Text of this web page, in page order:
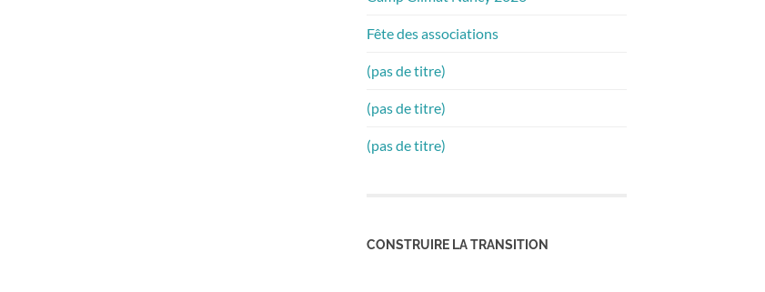
Fête des associations
(pas de titre)
(pas de titre)
(pas de titre)
CONSTRUIRE LA TRANSITION